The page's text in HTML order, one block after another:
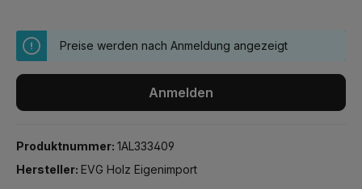
Preise werden nach Anmeldung angezeigt
Anmelden
Produktnummer: 1AL333409
Hersteller: EVG Holz Eigenimport